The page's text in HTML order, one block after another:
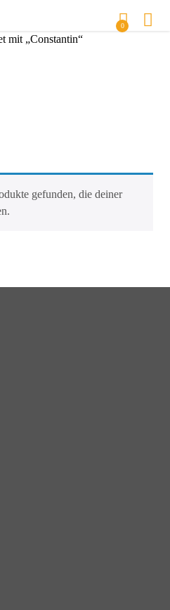
0
mit „Constantin“
gefunden, die deiner